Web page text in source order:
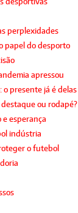
perplexidades
papel do desporto
apressou
o presente já é delas
ou rodapé?
e esperança
indústria
o futebol